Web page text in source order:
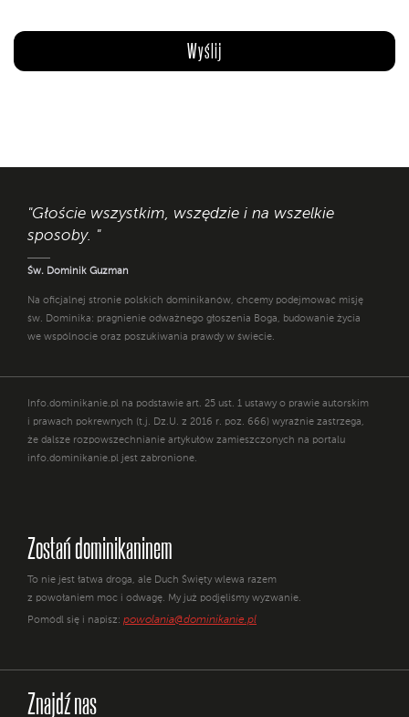
"Głoście wszystkim, wszędzie i na wszelkie
sposoby. "
Św. Dominik Guzman
Na oficjalnej stronie polskich dominikanów, chcemy podejmować misję
św. Dominika: pragnienie odważnego głoszenia Boga, budowanie życia
we wspólnocie oraz poszukiwania prawdy w świecie.
Info.dominikanie.pl na podstawie art. 25 ust. 1 ustawy o prawie autorskim
i prawach pokrewnych (t.j. Dz.U. z 2016 r. poz. 666) wyraźnie zastrzega,
że dalsze rozpowszechnianie artykułów zamieszczonych na portalu
info.dominikanie.pl jest zabronione.
Zostań dominikaninem
To nie jest łatwa droga, ale Duch Święty wlewa razem
z powołaniem moc i odwagę. My już podjęliśmy wyzwanie.
Pomódl się i napisz: powolania@dominikanie.pl
Znajdź nas